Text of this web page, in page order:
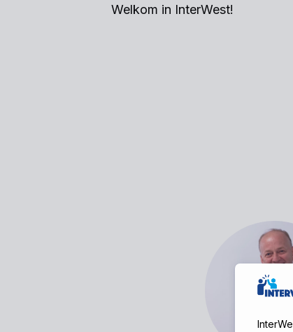
Welkom in InterWest!